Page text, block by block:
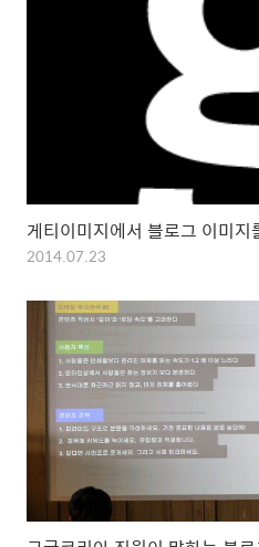
게티이미지에서 블로그 이미지
2014.07.23